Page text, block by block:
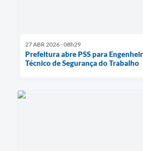
27 ABR 2026 - 08h29
Prefeitura abre PSS para
Técnico de Segurança do Trabalho